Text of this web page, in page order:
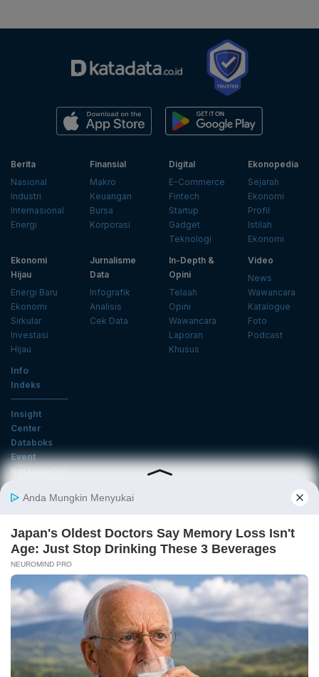
Berita
Nasional
Industri
Internasional
Energi
Finansial
Makro
Keuangan
Bursa
Korporasi
Digital
E-Commerce
Fintech
Startup
Gadget
Teknologi
Ekonopedia
Sejarah
Ekonomi
Profil
Istilah
Ekonomi
Ekonomi
Hijau
Energi Baru
Ekonomi
Sirkular
Investasi
Hijau
Jurnalisme
Data
Infografik
Analisis
Cek Data
In-Depth &
Opini
Telaah
Opini
Wawancara
Laporan
Khusus
Video
News
Wawancara
Katalogue
Foto
Podcast
Info
Indeks
Insight
Center
Databoks
Event
KatadataOto
Email
Daftar
Tentang Katadata Advertising Karier
Pedoman Media Siber
Kebijakan Privasi
Disclaimer
©2026 Katadata. Hak cipta dilindungi Undang-undang.